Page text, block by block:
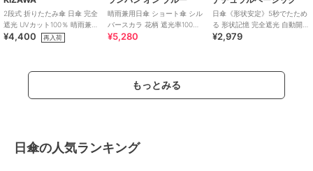
2段式 折りたたみ傘 日傘 完全
遮光 UVカット100％ 晴雨兼用
長傘 nino frill
¥4,400 再入荷
晴雨兼用日傘 ショート傘 シル
バースカラ 花柄 遮光率100％
遮熱 UV
¥5,280
日傘《形状安定》5秒でたため
る 形状記憶 完全遮光 自動開閉
レディース メンズ UVカット
¥2,979
もっとみる
日傘の人気ランキング